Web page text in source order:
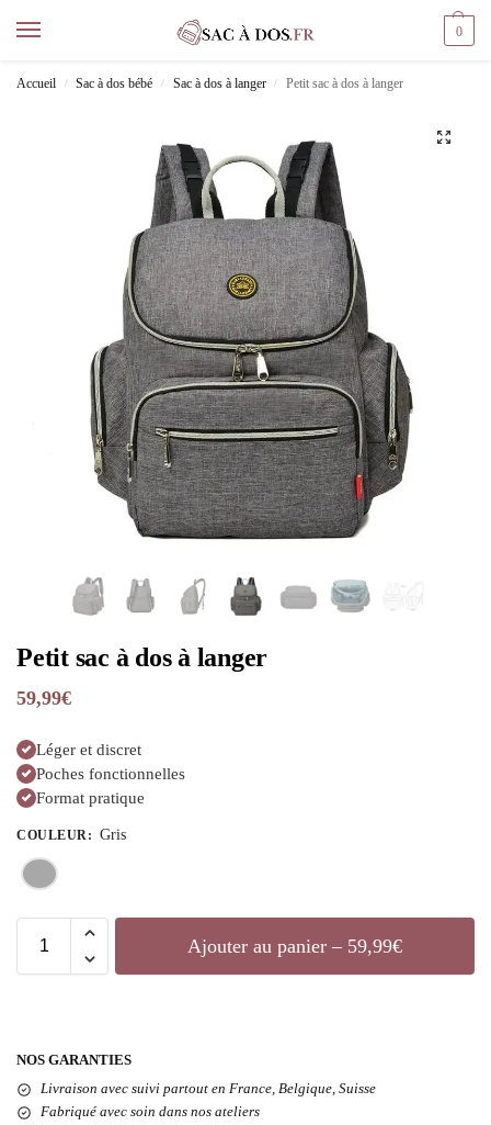
0
Accueil / Sac à dos bébé / Sac à dos à langer / Petit sac à dos à langer
Petit sac à dos à langer
59,99€
Léger et discret
Poches fonctionnelles
Format pratique
COULEUR: Gris
Ajouter au panier – 59,99€
NOS GARANTIES
Livraison avec suivi partout en France, Belgique, Suisse
Fabriqué avec soin dans nos ateliers